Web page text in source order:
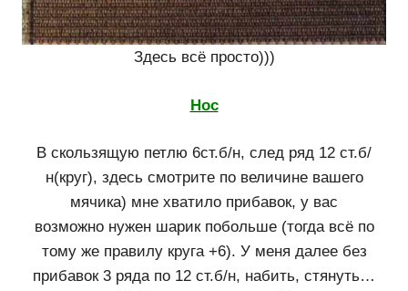
Здесь всё просто)))
Нос
В скользящую петлю 6ст.б/н, след ряд 12 ст.б/
н(круг), здесь смотрите по величине вашего
мячика) мне хватило прибавок, у вас
возможно нужен шарик побольше (тогда всё по
тому же правилу круга +6). У меня далее без
прибавок 3 ряда по 12 ст.б/н, набить, стянуть…